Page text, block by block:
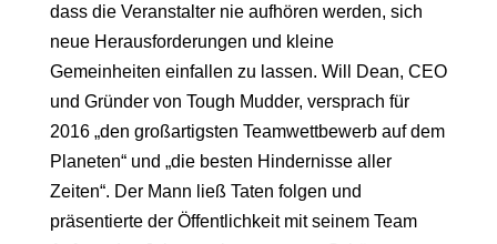
dass die Veranstalter nie aufhören werden, sich
neue Herausforderungen und kleine
Gemeinheiten einfallen zu lassen. Will Dean, CEO
und Gründer von Tough Mudder, versprach für
2016 „den großartigsten Teamwettbewerb auf dem
Planeten“ und „die besten Hindernisse aller
Zeiten“. Der Mann ließ Taten folgen und
präsentierte der Öffentlichkeit mit seinem Team